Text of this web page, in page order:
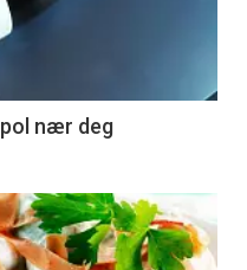
nær deg